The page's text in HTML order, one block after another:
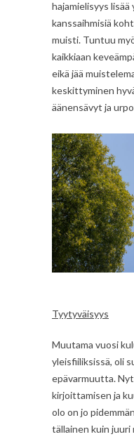
hajamielisyys
kanssaihmisiä
muisti. Tuntuu
kaikkiaan
eikä jää
keskittyminen
äänensävyt ja
Tyytyväisyys
Muutama vuosi
yleisfiiliksissä, oli
epävarmuutta.
kirjoittamisen ja
olo on jo
tällainen kuin juuri